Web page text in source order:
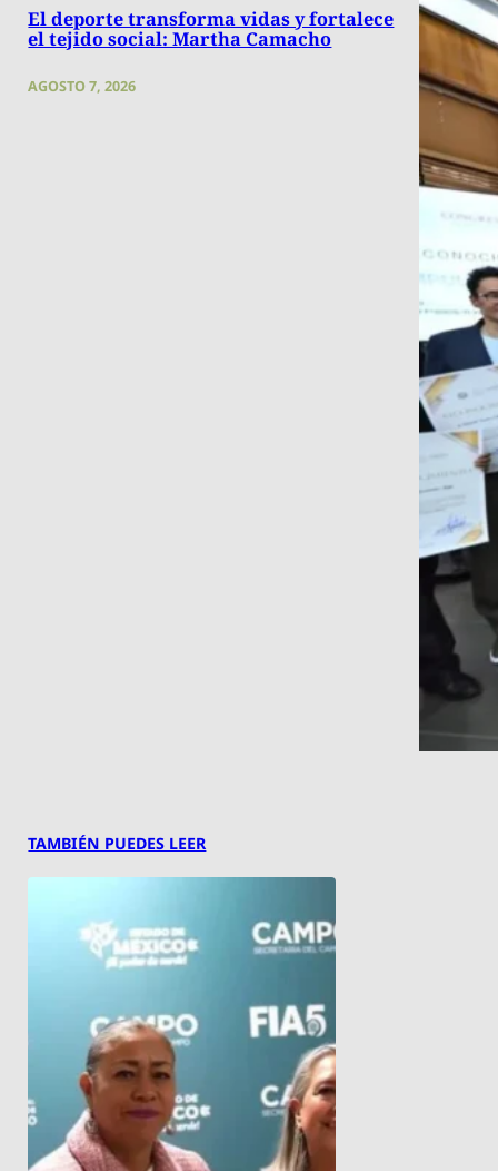
El deporte transforma vidas y fortalece
el tejido social: Martha Camacho
AGOSTO 7, 2026
TAMBIÉN PUEDES LEER